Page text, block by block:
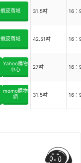
蝦皮商城 31.5吋 16：
蝦皮商城 42.51吋 16：
Yahoo購物
中心
27吋 16：
momo購物
網
31.5吋 16：